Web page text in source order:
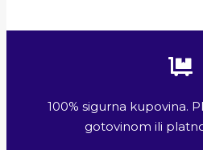
100% sigurna kupovina.
gotovinom ili